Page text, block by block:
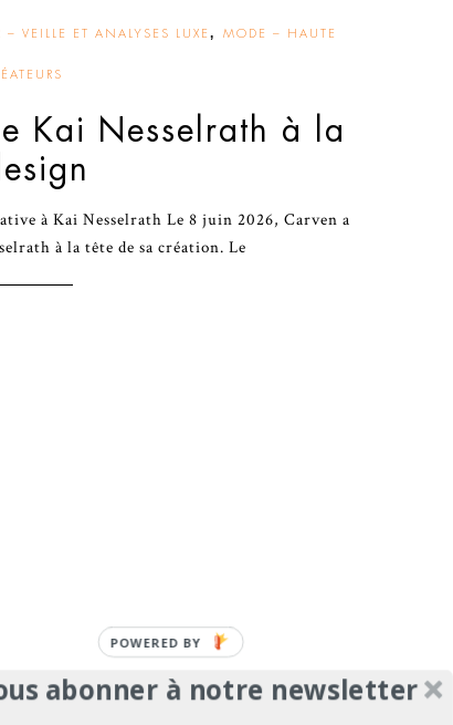
– VEILLE ET ANALYSES LUXE , MODE – HAUTE
Kai Nesselrath à la
à Kai Nesselrath Le 8 juin 2026, Carven a
à la tête de sa création. Le
abonner à notre newsletter
POWERED